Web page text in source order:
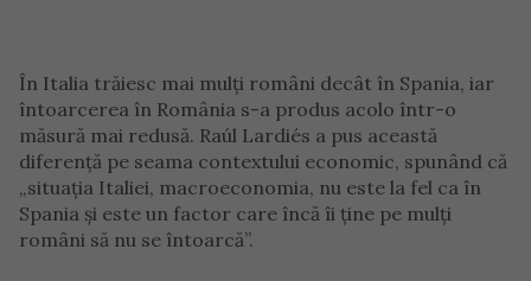
În Italia trăiesc mai mulți români decât în Spania, iar
întoarcerea în România s-a produs acolo într-o
măsură mai redusă. Raúl Lardiés a pus această
diferență pe seama contextului economic, spunând că
„situația Italiei, macroeconomia, nu este la fel ca în
Spania și este un factor care încă îi ține pe mulți
români să nu se întoarcă”.